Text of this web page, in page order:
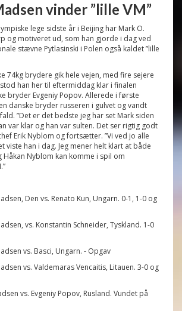
vinder ”lille VM”
lege sidste år i Beijing har Mark O.
og motiveret ud, som han gjorde i dag ved
stævne Pytlasinski i Polen også kaldet ”lille
74kg brydere gik hele vejen, med fire sejere
han her til eftermiddag klar i finalen
bryder Evgeniy Popov. Allerede i første
danske bryder russeren i gulvet og vandt
”Det er det bedste jeg har set Mark siden
var klar og han var sulten. Det ser rigtig godt
Erik Nyblom og fortsætter. ”Vi ved jo alle
viste han i dag. Jeg mener helt klart at både
Håkan Nyblom kan komme i spil om
Den vs. Renato Kun, Ungarn. 0-1, 1-0 og
vs. Konstantin Schneider, Tyskland. 1-0
vs. Basci, Ungarn. - Opgav
vs. Valdemaras Vencaitis, Litauen. 3-0 og
vs. Evgeniy Popov, Rusland. Vundet på